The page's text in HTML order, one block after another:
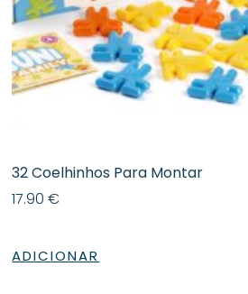
32 Coelhinhos Para Montar
17.90€
ADICIONAR